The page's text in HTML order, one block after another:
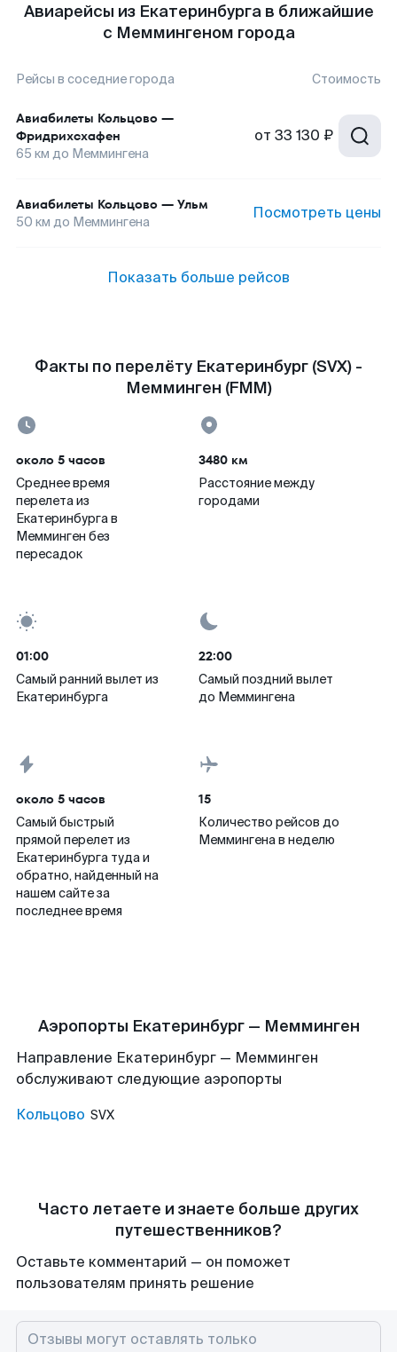
Авиарейсы из Екатеринбурга в ближайшие
с Меммингеном города
Рейсы в соседние города Стоимость
Авиабилеты Кольцово —
Фридрихсхафен
65 км до Меммингена
от 33 130 ₽
Авиабилеты Кольцово — Ульм
50 км до Меммингена Посмотреть цены
Показать больше рейсов
Факты по перелёту Екатеринбург (SVX) -
Мемминген (FMM)
около 5 часов
Среднее время
перелета из
Екатеринбурга в
Мемминген без
пересадок
3480 км
Расстояние между
городами
01:00
Самый ранний вылет из
Екатеринбурга
22:00
Самый поздний вылет
до Меммингена
около 5 часов
Самый быстрый
прямой перелет из
Екатеринбурга туда и
обратно, найденный на
нашем сайте за
последнее время
15
Количество рейсов до
Меммингена в неделю
Аэропорты Екатеринбург — Мемминген
Направление Екатеринбург — Мемминген
обслуживают следующие аэропорты
Кольцово SVX
Часто летаете и знаете больше других
путешественников?
Оставьте комментарий — он поможет
пользователям принять решение